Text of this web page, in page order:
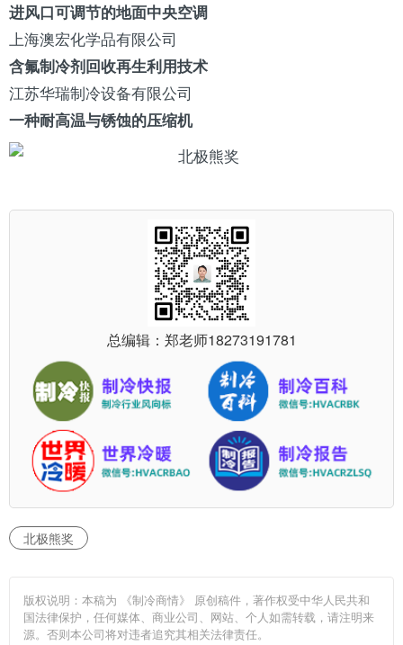
进风口可调节的地面中央空调
上海澳宏化学品有限公司
含氟制冷剂回收再生利用技术
江苏华瑞制冷设备有限公司
一种耐高温与锈蚀的压缩机
总编辑：郑老师18273191781
北极熊奖
版权说明：本稿为 《制冷商情》 原创稿件，著作权受中华人民共和
国法律保护，任何媒体、商业公司、网站、个人如需转载，请注明来
源。否则本公司将对违者追究其相关法律责任。